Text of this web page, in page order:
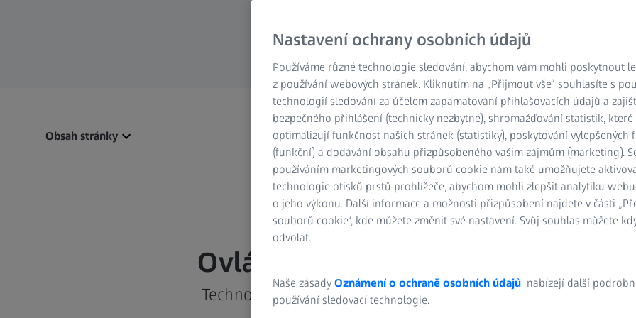
Obsah stránky
Ovládněte budoucnost
Technologie se mění, přesnost zůstává. Investujte do
Nastavení ochrany osobních údajů
Používáme různé technologie sledování, abychom vám mohli poskytnout
z používání webových stránek. Kliknutím na „Přijmout vše“ souhlasíte s
technologií sledování za účelem zapamatování přihlašovacích údajů a
bezpečného přihlášení (technicky nezbytné), shromažďování statistik, které
optimalizují funkčnost našich stránek (statistiky), poskytování vylepšených
(funkční) a dodávání obsahu přizpůsobeného vašim zájmům (marketing).
používáním marketingových souborů cookie nám také umožňujete
technologie otisků prstů prohlížeče, abychom mohli zlepšit analytiku
o jeho výkonu. Další informace a možnosti přizpůsobení najdete v části
souborů cookie“, kde můžete změnit své nastavení. Svůj souhlas můžete
odvolat.
Naše zásady Oznámení o ochraně osobních údajů nabízejí další
používání sledovací technologie.